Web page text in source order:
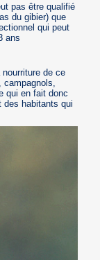
pas être qualifié
du gibier) que
qui peut
ans
de ce
qui en fait donc
des habitants qui